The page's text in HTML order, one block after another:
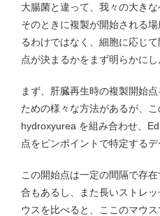
大腸菌と違って、我々の大き
そのときに複製が開始される
るわけではなく、細胞に応じ
点が決まるかをまず明らかにし
まず、肝臓再生時の複製開始
ための様々な方法があるが、
hydroxyurea を組み合わせ、
点をピンポイントで特定する
この開始点は一定の間隔で存
合もあるし、また長いストレ
ウスを比べると、ここのマウ